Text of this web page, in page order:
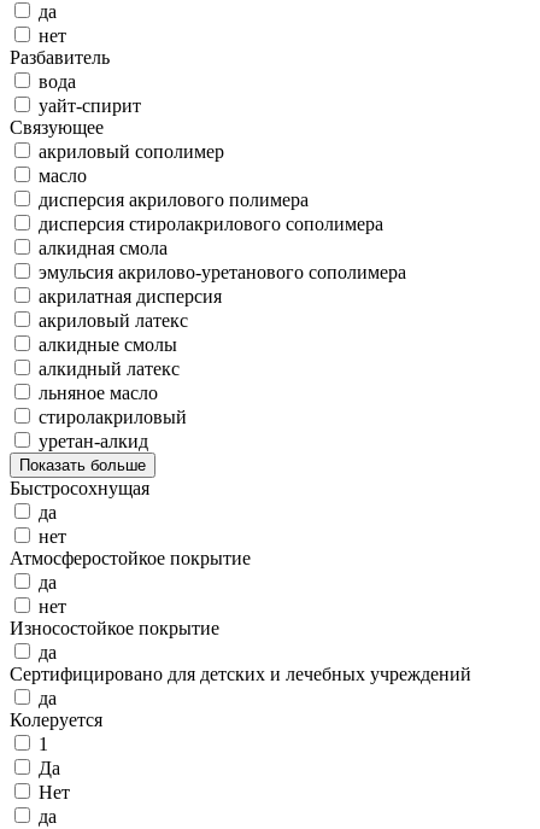
да
нет
Разбавитель
вода
уайт-спирит
Связующее
акриловый сополимер
масло
дисперсия акрилового полимера
дисперсия стиролакрилового сополимера
алкидная смола
эмульсия акрилово-уретанового сополимера
акрилатная дисперсия
акриловый латекс
алкидные смолы
алкидный латекс
льняное масло
стиролакриловый
уретан-алкид
Показать больше
Быстросохнущая
да
нет
Атмосферостойкое покрытие
да
нет
Износостойкое покрытие
да
Сертифицировано для детских и лечебных учреждений
да
Колеруется
1
Да
Нет
да